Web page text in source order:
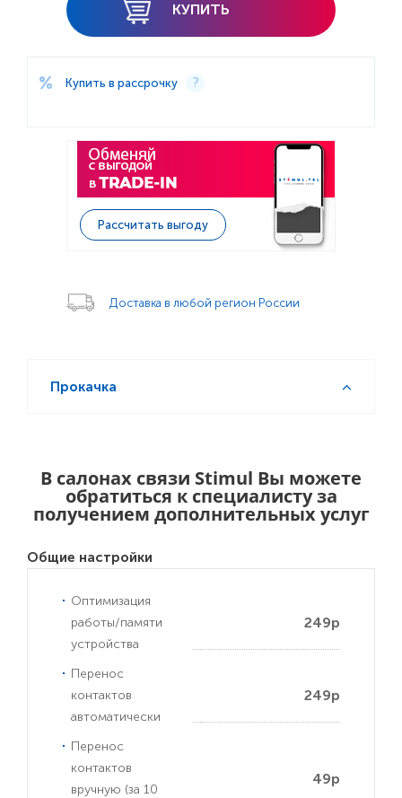
КУПИТЬ
Купить в рассрочку
Рассчитать выгоду
Доставка в любой регион России
Прокачка
В салонах связи Stimul Вы можете
обратиться к специалисту за
получением дополнительных услуг
Общие настройки
Оптимизация
работы/памяти
устройства
249р
Перенос
контактов
автоматически
249р
Перенос
контактов
вручную (за 10
49р